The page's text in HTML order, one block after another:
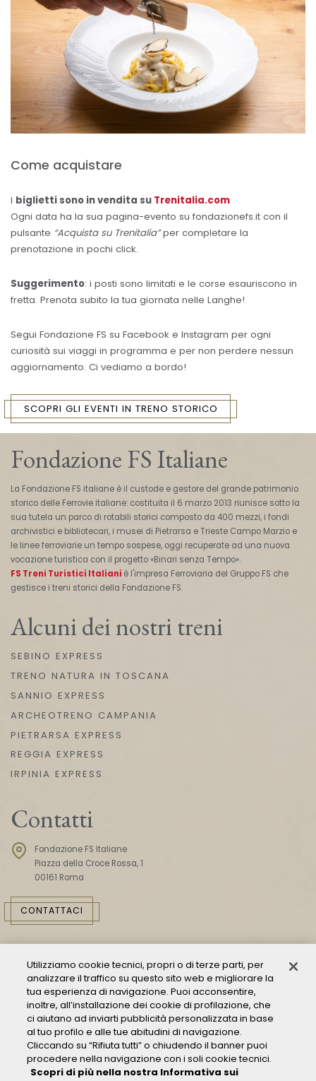
Come acquistare
I biglietti sono in vendita su Trenitalia.com
Ogni data ha la sua pagina-evento su fondazionefs.it con il
pulsante “Acquista su Trenitalia”per completare la
prenotazione in pochi click.
Suggerimento: i posti sono limitati e le corse esauriscono in
fretta. Prenota subito la tua giornata nelle Langhe!
Segui Fondazione FS su Facebook e Instagram per ogni
curiosità sui viaggi in programma e per non perdere nessun
aggiornamento. Ci vediamo a bordo!
SCOPRI GLI EVENTI IN TRENO STORICO
Fondazione FS Italiane
La Fondazione FS italiane è il custode e gestore del grande patrimonio
storico delle Ferrovie italiane: costituita il 6 marzo 2013 riunisce sotto la
sua tutela un parco di rotabili storici composto da 400 mezzi, i fondi
archivistici e bibliotecari, i musei di Pietrarsa e Trieste Campo Marzio e
le linee ferroviarie un tempo sospese, oggi recuperate ad una nuova
vocazione turistica con il progetto «Binari senza Tempo».
FS Treni Turistici Italiani è l'impresa Ferroviaria del Gruppo FS che
gestisce i treni storici della Fondazione FS.
Alcuni dei nostri treni
SEBINO EXPRESS
TRENO NATURA IN TOSCANA
SANNIO EXPRESS
ARCHEOTRENO CAMPANIA
PIETRARSA EXPRESS
REGGIA EXPRESS
IRPINIA EXPRESS
Contatti
Fondazione FS Italiane
Piazza della Croce Rossa, 1
00161 Roma
CONTATTACI
Consulta il Modello 231
Gestione delle segnalazioni - Whistleblowing
Condizioni Generali di Trasporto
Utilizziamo cookie tecnici, propri o di terze parti, per
analizzare il traffico su questo sito web e migliorare la
tua esperienza di navigazione. Puoi acconsentire,
inoltre, all’installazione dei cookie di profilazione, che
ci aiutano ad inviarti pubblicità personalizzata in base
al tuo profilo e alle tue abitudini di navigazione.
Cliccando su “Rifiuta tutti” o chiudendo il banner puoi
procedere nella navigazione con i soli cookie tecnici.
Scopri di più nella nostra Informativa sui